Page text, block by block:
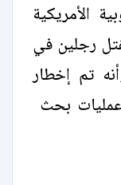
الأمريكية
رجلين في
⁠تم إخطار
بحث